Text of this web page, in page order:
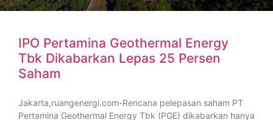
IPO Pertamina Geothermal Energy
Tbk Dikabarkan Lepas 25 Persen
Saham
Jakarta,ruangenergi.com-Rencana pelepasan saham PT
Pertamina Geothermal Energy Tbk (PGE) dikabarkan hanya